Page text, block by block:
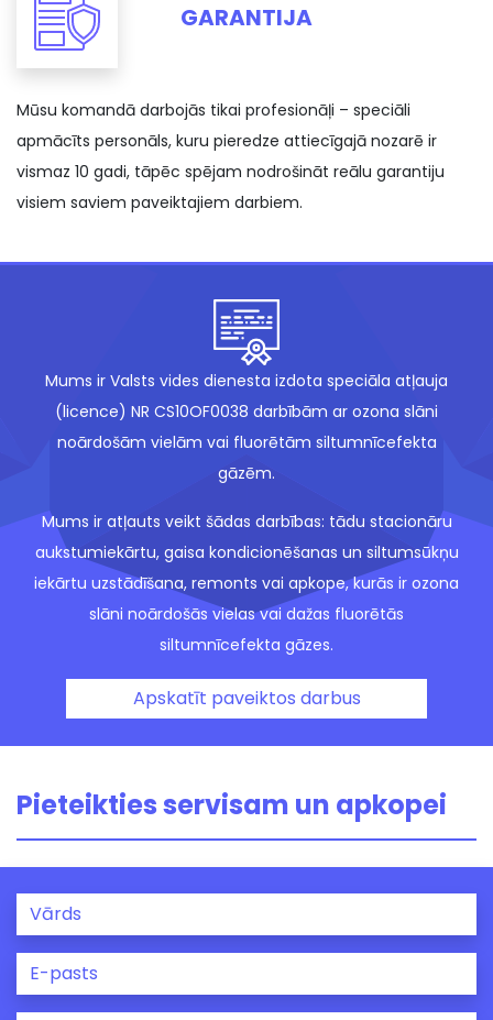
GARANTIJA
Mūsu komandā darbojās tikai profesionāļi – speciāli
apmācīts personāls, kuru pieredze attiecīgajā nozarē ir
vismaz 10 gadi, tāpēc spējam nodrošināt reālu garantiju
visiem saviem paveiktajiem darbiem.
Mums ir Valsts vides dienesta izdota speciāla atļauja
(licence) NR CS10OF0038 darbībām ar ozona slāni
noārdošām vielām vai fluorētām siltumnīcefekta
gāzēm.
Mums ir atļauts veikt šādas darbības: tādu stacionāru
aukstumiekārtu, gaisa kondicionēšanas un siltumsūkņu
iekārtu uzstādīšana, remonts vai apkope, kurās ir ozona
slāni noārdošās vielas vai dažas fluorētās
siltumnīcefekta gāzes.
Apskatīt paveiktos darbus
Pieteikties servisam un apkopei